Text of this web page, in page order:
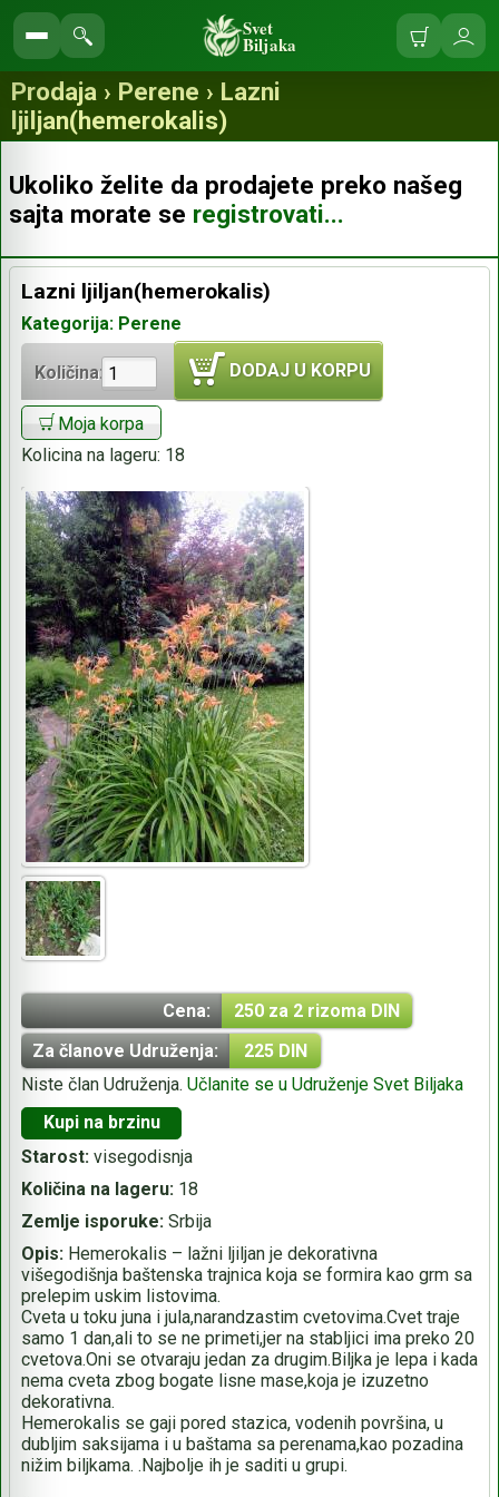
Pretraga
prodavnice
Svet
Biljaka Korpa
se
Prodaja › Perene › Lazni
ljiljan(hemerokalis)
Ukoliko želite da prodajete preko našeg
sajta morate se registrovati...
Lazni ljiljan(hemerokalis)
Kategorija: Perene
Količina: DODAJ U KORPU
Moja korpa
Kolicina na lageru: 18
Cena:
250 za 2 rizoma DIN
Za članove Udruženja:
225 DIN
Niste član Udruženja. Učlanite se u Udruženje Svet Biljaka
Kupi na brzinu
Starost: visegodisnja
Količina na lageru: 18
Zemlje isporuke: Srbija
Opis: Hemerokalis – lažni ljiljan je dekorativna
višegodišnja baštenska trajnica koja se formira kao grm sa
prelepim uskim listovima.
Cveta u toku juna i jula,narandzastim cvetovima.Cvet traje
samo 1 dan,ali to se ne primeti,jer na stabljici ima preko 20
cvetova.Oni se otvaraju jedan za drugim.Biljka je lepa i kada
nema cveta zbog bogate lisne mase,koja je izuzetno
dekorativna.
Hemerokalis se gaji pored stazica, vodenih površina, u
dubljim saksijama i u baštama sa perenama,kao pozadina
nižim biljkama. .Najbolje ih je saditi u grupi.